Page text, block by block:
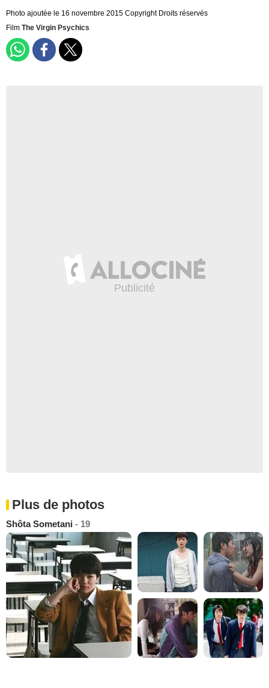
Photo ajoutée le 16 novembre 2015 Copyright Droits réservés
Film The Virgin Psychics
Plus de photos
Shôta Sometani - 19